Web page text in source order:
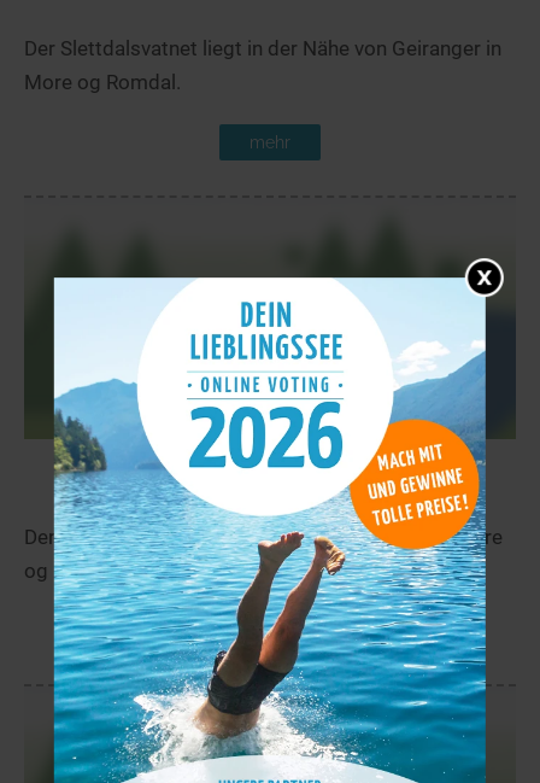
Der Slettdalsvatnet liegt in der Nähe von Geiranger in
More og Romdal.
mehr
Blåvatnet 19,3 km
Der Blåvatnet liegt in der Nähe von Geiranger in More
og Romdal.
mehr